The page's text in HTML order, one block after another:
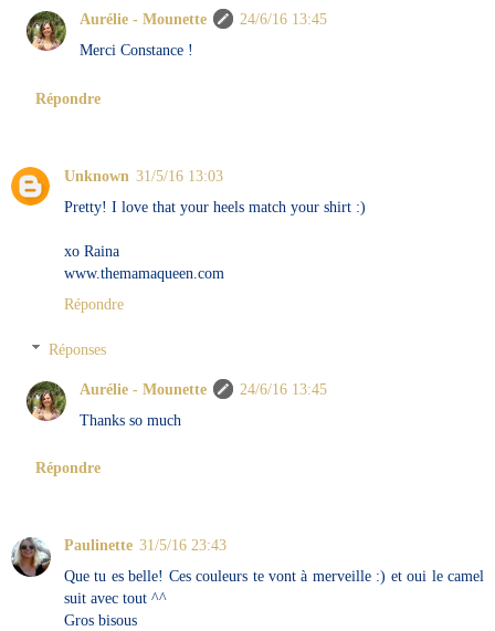
Aurélie - Mounette
24/6/16 13:45
Merci Constance !
Répondre
Unknown 31/5/16 13:03
Pretty! I love that your heels match your shirt :)
xo Raina
www.themamaqueen.com
Répondre
Réponses
Aurélie - Mounette
24/6/16 13:45
Thanks so much
Répondre
Paulinette 31/5/16 23:43
Que tu es belle! Ces couleurs te vont à merveille :) et oui le camel
suit avec tout ^^
Gros bisous